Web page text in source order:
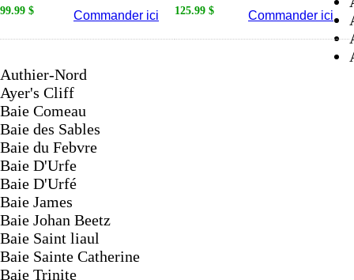
99.99 $ Commander ici 125.99 $ Commander ici
Authier-Nord
Ayer's Cliff
Baie Comeau
Baie des Sables
Baie du Febvre
Baie D'Urfe
Baie D'Urfé
Baie James
Baie Johan Beetz
Baie Saint liaul
Baie Sainte Catherine
Baie Trinite